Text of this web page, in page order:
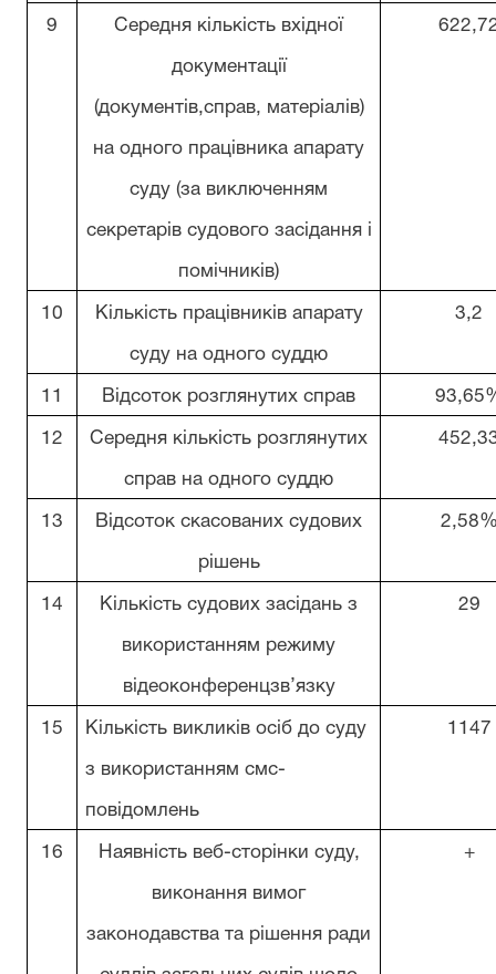
9 Середня кількість вхідної
документації
(документів,справ, матеріалів)
на одного працівника апарату
суду (за виключенням
секретарів судового засідання і
помічників)
10 Кількість працівників апарату
суду на одного суддю
3,2
11 Відсоток розглянутих справ
12 Середня кількість розглянутих
справ на одного суддю
13 Відсоток скасованих судових
рішень
14 Кількість судових засідань з
використанням режиму
відеоконференцзв’язку
29
15 Кількість викликів осіб до суду
з використанням смс-
повідомлень
1147
16 Наявність веб-сторінки суду,
виконання вимог
законодавства та рішення ради
+